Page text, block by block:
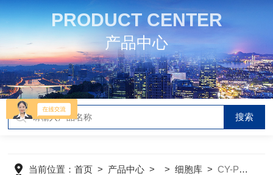
PRODUCT CENTER
产品中心
当前位置：首页 > 产品中心 > >细胞库 >CY-PC-RT0012大鼠肺微血管周细胞